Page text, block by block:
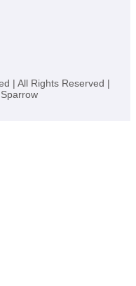
| All Rights Reserved |